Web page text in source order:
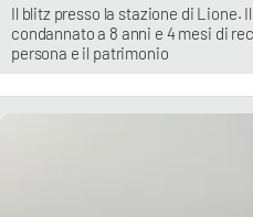
Il blitz presso la stazione di Lione.
condannato a 8 anni e 4 mesi di
persona e il patrimonio